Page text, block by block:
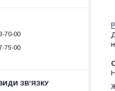
70-00
75-00